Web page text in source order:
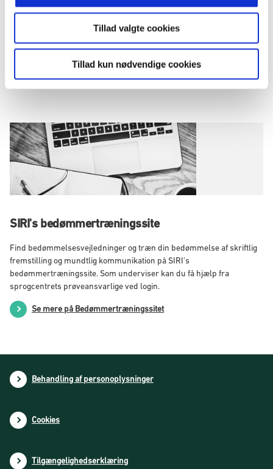
Tillad valgte cookies
Tillad kun nødvendige cookies
logge ind som "ny bruger" og tilmelde dig træningsbanerne med en
kursusnøgle. Kursusnøglerne kan du få ved at henvende dig til den
i vejledningen til bedømmertræningssitet.
SIRI's bedømmertræningssite
Find bedømmelsesvejledninger og træn din bedømmelse af skriftlig
fremstilling og mundtlig kommunikation på SIRI's
bedømmertræningssite. Som underviser kan du få hjælp fra
sprogcentrets prøveansvarlige ved login.
Se mere på Bedømmertræningssitet
Behandling af personoplysninger
Cookies
Tilgængelighedserklæring